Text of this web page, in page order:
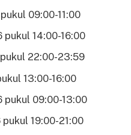
09:00-11:00
pukul 14:00-16:00
22:00-23:59
13:00-16:00
pukul 09:00-13:00
19:00-21:00